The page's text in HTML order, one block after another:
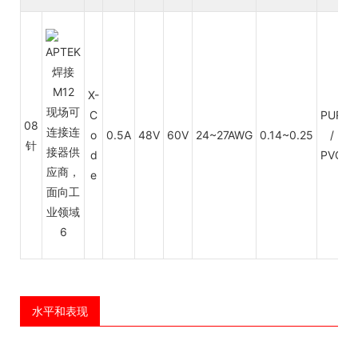
08
针
X-
C
o
d
e
0.5A 48V 60V 24~27AWG 0.14~0.25
PUR
/
PVC
水平和表现